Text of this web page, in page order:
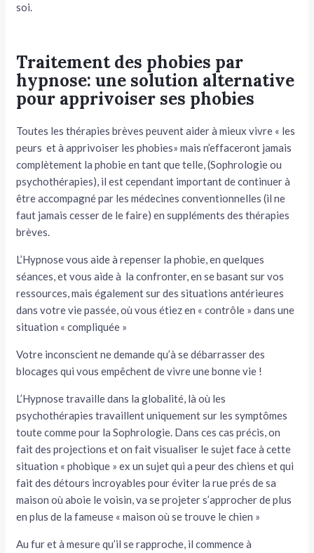
soi.
Traitement des phobies par
hypnose: une solution alternative
pour apprivoiser ses phobies
Toutes les thérapies brèves peuvent aider à mieux vivre « les
peurs et à apprivoiser les phobies» mais n’effaceront jamais
complètement la phobie en tant que telle, (Sophrologie ou
psychothérapies), il est cependant important de continuer à
être accompagné par les médecines conventionnelles (il ne
faut jamais cesser de le faire) en suppléments des thérapies
brèves.
L’Hypnose vous aide à repenser la phobie, en quelques
séances, et vous aide à la confronter, en se basant sur vos
ressources, mais également sur des situations antérieures
dans votre vie passée, où vous étiez en « contrôle » dans une
situation « compliquée »
Votre inconscient ne demande qu’à se débarrasser des
blocages qui vous empêchent de vivre une bonne vie !
L’Hypnose travaille dans la globalité, là où les
psychothérapies travaillent uniquement sur les symptômes
toute comme pour la Sophrologie. Dans ces cas précis, on
fait des projections et on fait visualiser le sujet face à cette
situation « phobique » ex un sujet qui a peur des chiens et qui
fait des détours incroyables pour éviter la rue prés de sa
maison où aboie le voisin, va se projeter s’approcher de plus
en plus de la fameuse « maison où se trouve le chien »
Au fur et à mesure qu’il se rapproche, il commence à